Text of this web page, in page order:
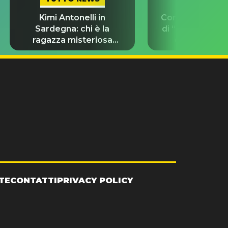
Kimi Antonelli in
Sardegna: chi è la
ragazza misteriosa
insieme a lui?
Con chi stanno
di “Odissea”?
CONTATTIPRIVACY POLICY